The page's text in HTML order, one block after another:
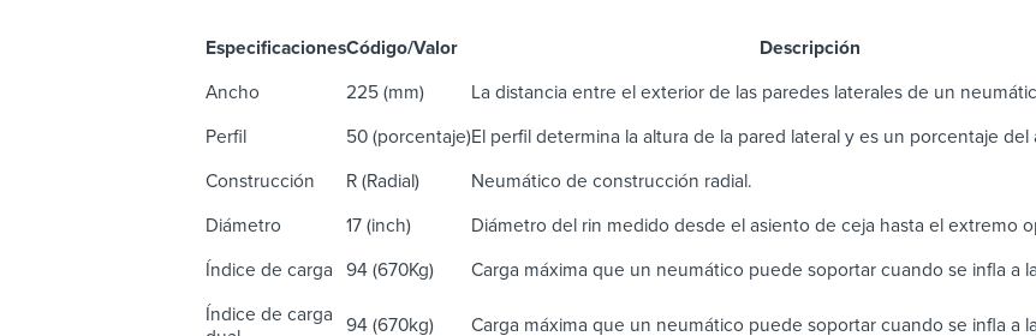
EspecificacionesCódigo/Valor Descripción
Ancho 225 (mm) La distancia entre el exterior de las paredes laterales de un
Perfil 50 (porcentaje)El perfil determina la altura de la pared lateral y es un porcentaje
Construcción R (Radial) Neumático de construcción radial.
Diámetro 17 (inch) Diámetro del rin medido desde el asiento de ceja hasta el extremo
Índice de carga 94 (670Kg) Carga máxima que un neumático puede soportar cuando se infla a
Índice de carga
94 (670kg) Carga máxima que un neumático puede soportar cuando se infla a